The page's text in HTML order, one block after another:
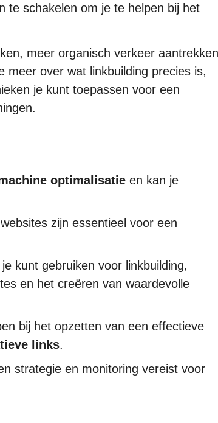
te schakelen om je te helpen bij het
meer organisch verkeer aantrekken
over wat linkbuilding precies is,
je kunt toepassen voor een
optimalisatie en kan je
zijn essentieel voor een
kunt gebruiken voor linkbuilding,
en het creëren van waardevolle
bij het opzetten van een effectieve
links.
strategie en monitoring vereist voor